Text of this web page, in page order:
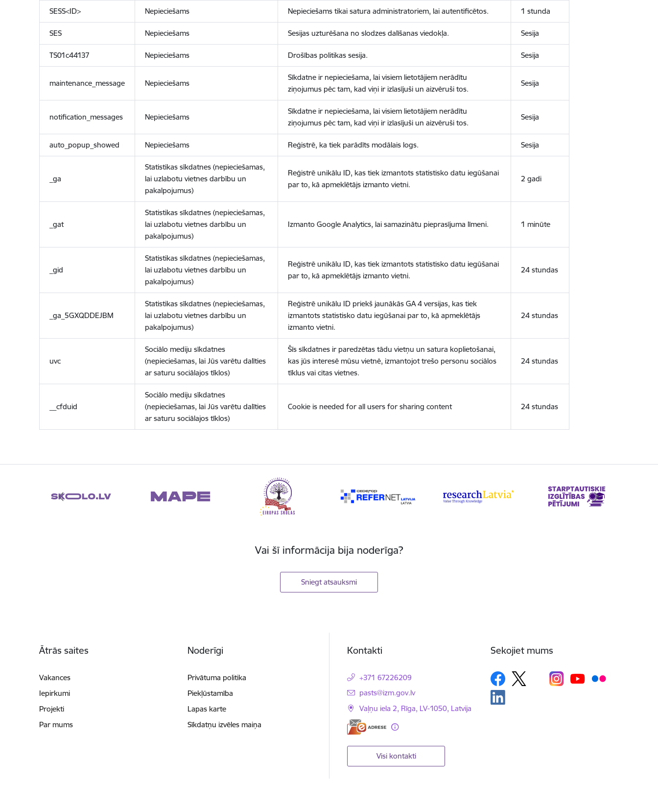
SESS<ID> Nepieciešams Nepieciešams tikai satura administratoriem, lai autentificētos. 1 stunda
SES Nepieciešams Sesijas uzturēšana no slodzes dalīšanas viedokļa. Sesija
TS01c44137 Nepieciešams Drošības politikas sesija. Sesija
maintenance_message Nepieciešams
Sīkdatne ir nepieciešama, lai visiem lietotājiem nerādītu
ziņojumus pēc tam, kad viņi ir izlasījuši un aizvēruši tos.
Sesija
notification_messages Nepieciešams
Sīkdatne ir nepieciešama, lai visiem lietotājiem nerādītu
ziņojumus pēc tam, kad viņi ir izlasījuši un aizvēruši tos.
Sesija
auto_popup_showed Nepieciešams Reģistrē, ka tiek parādīts modālais logs. Sesija
_ga
Statistikas sīkdatnes (nepieciešamas,
lai uzlabotu vietnes darbību un
pakalpojumus)
Reģistrē unikālu ID, kas tiek izmantots statistisko datu iegūšanai
par to, kā apmeklētājs izmanto vietni.
2 gadi
_gat
Statistikas sīkdatnes (nepieciešamas,
lai uzlabotu vietnes darbību un
pakalpojumus)
Izmanto Google Analytics, lai samazinātu pieprasījuma līmeni. 1 minūte
_gid
Statistikas sīkdatnes (nepieciešamas,
lai uzlabotu vietnes darbību un
pakalpojumus)
Reģistrē unikālu ID, kas tiek izmantots statistisko datu iegūšanai
par to, kā apmeklētājs izmanto vietni.
24 stundas
_ga_5GXQDDEJBM
Statistikas sīkdatnes (nepieciešamas,
lai uzlabotu vietnes darbību un
pakalpojumus)
Reģistrē unikālu ID priekš jaunākās GA 4 versijas, kas tiek
izmantots statistisko datu iegūšanai par to, kā apmeklētājs
izmanto vietni.
24 stundas
uvc
Sociālo mediju sīkdatnes
(nepieciešamas, lai Jūs varētu dalīties
ar saturu sociālajos tīklos)
Šīs sīkdatnes ir paredzētas tādu vietņu un satura koplietošanai,
kas jūs interesē mūsu vietnē, izmantojot trešo personu sociālos
tīklus vai citas vietnes.
24 stundas
__cfduid
Sociālo mediju sīkdatnes
(nepieciešamas, lai Jūs varētu dalīties
ar saturu sociālajos tīklos)
Cookie is needed for all users for sharing content 24 stundas
Vai šī informācija bija noderīga?
Sniegt atsauksmi
Ātrās saites
Vakances
Iepirkumi
Projekti
Par mums
Noderīgi
Privātuma politika
Piekļūstamība
Lapas karte
Sīkdatņu izvēles maiņa
Kontakti
+371 67226209
E-pasts:
pasts@izm.gov.lv
Vaļņu iela 2, Rīga, LV-1050, Latvija
Visi kontakti
Sekojiet mums